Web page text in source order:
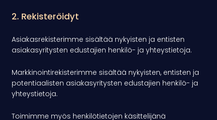
2. Rekisteröidyt
Asiakasrekisterimme sisältää nykyisten ja entisten
asiakasyritysten edustajien henkilö- ja yhteystietoja.
Markkinointirekisterimme sisältää nykyisten, entisten ja
potentiaalisten asiakasyritysten edustajien henkilö- ja
yhteystietoja.
Toimimme myös henkilötietojen käsittelijänä